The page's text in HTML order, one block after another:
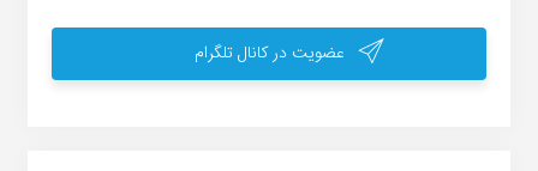
عضویت در کانال تلگرام